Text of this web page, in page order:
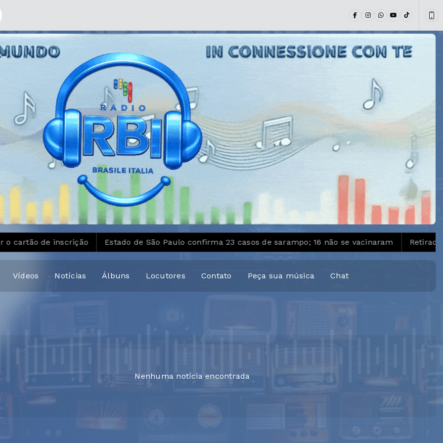
de inscrição Estado de São Paulo confirma 23 casos de sarampo; 16 não se vacinaram Retiradas da
Vídeos Notícias Álbuns Locutores Contato Peça sua música Chat
Nenhuma notícia encontrada